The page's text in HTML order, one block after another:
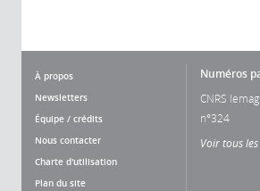
À propos
Newsletters
Équipe / crédits
Nous contacter
Charte d'utilisation
Plan du site
Numéros
CNRS
n°324
Voir tous